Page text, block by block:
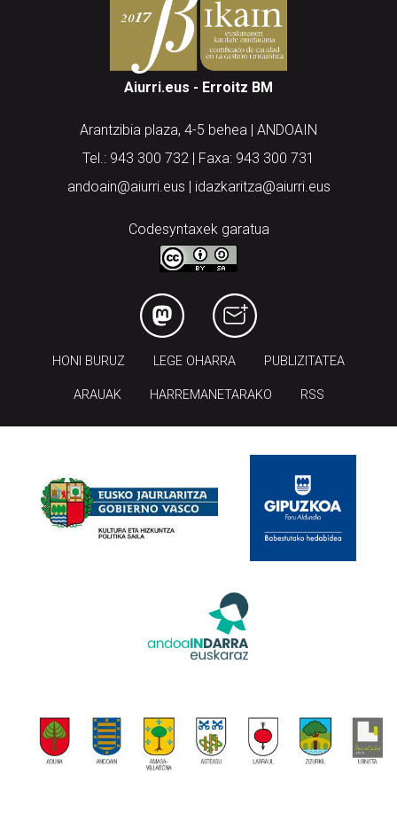
Aiurri.eus - Erroitz BM
Arantzibia plaza, 4-5 behea | ANDOAIN
Tel.: 943 300 732 | Faxa: 943 300 731
andoain@aiurri.eus | idazkaritza@aiurri.eus
Codesyntaxek garatua
HONI BURUZ LEGE OHARRA PUBLIZITATEA
ARAUAK HARREMANETARAKO RSS